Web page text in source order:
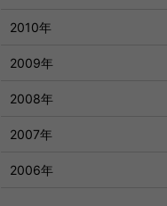
2010年
2009年
2008年
2007年
2006年